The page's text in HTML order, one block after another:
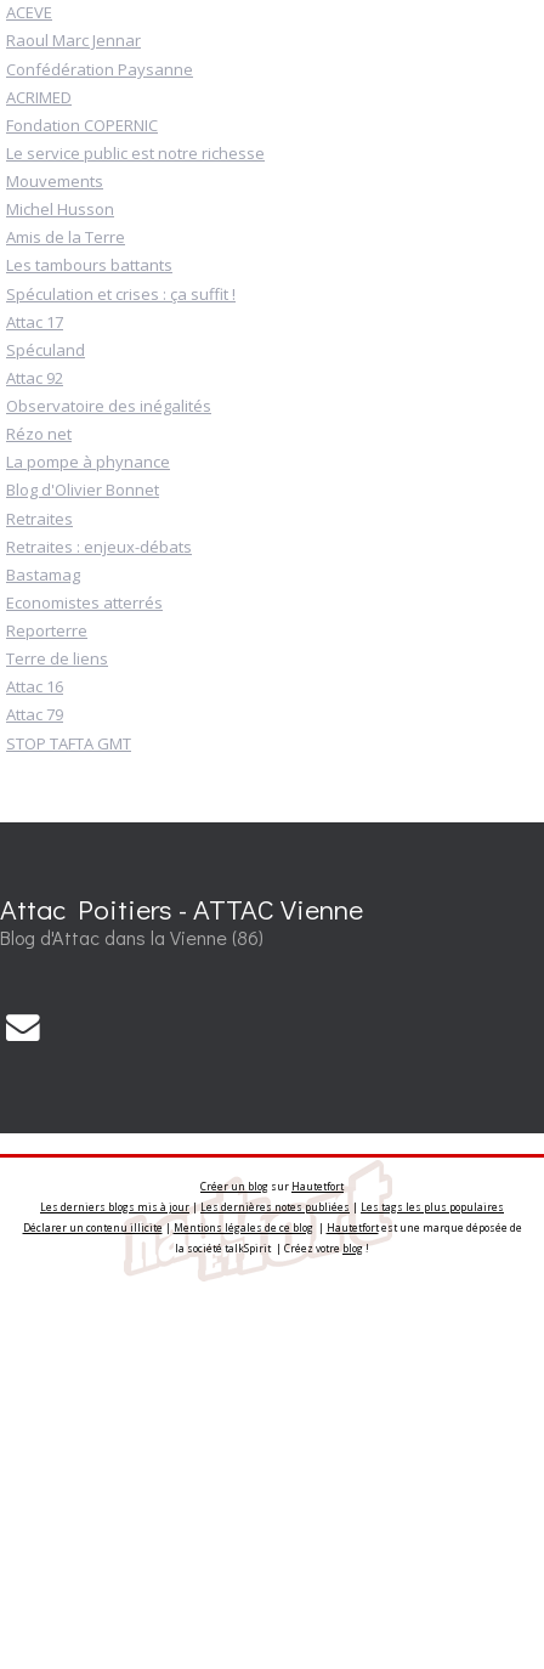
ACEVE
Raoul Marc Jennar
Confédération Paysanne
ACRIMED
Fondation COPERNIC
Le service public est notre richesse
Mouvements
Michel Husson
Amis de la Terre
Les tambours battants
Spéculation et crises : ça suffit !
Attac 17
Spéculand
Attac 92
Observatoire des inégalités
Rézo net
La pompe à phynance
Blog d'Olivier Bonnet
Retraites
Retraites : enjeux-débats
Bastamag
Economistes atterrés
Reporterre
Terre de liens
Attac 16
Attac 79
STOP TAFTA GMT
Attac Poitiers - ATTAC Vienne
Blog d'Attac dans la Vienne (86)
Créer un blog sur Hautetfort
Les derniers blogs mis à jour|Les dernières notes publiées | Les tags les plus populaires
Déclarer un contenu illicite|Mentions légales de ce blog| Hautetfortest une marque déposée de
la société talkSpirit | Créez votreblog!